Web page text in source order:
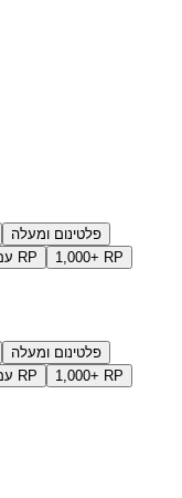
פלטינום ומעלה
עם RP
1,000+ RP
פלטינום ומעלה
עם RP
1,000+ RP